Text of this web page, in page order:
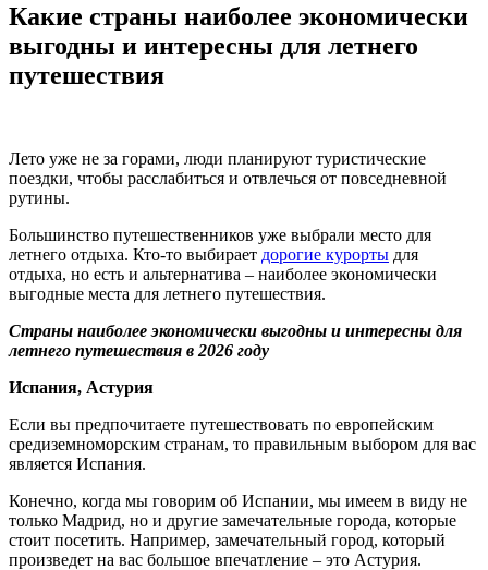
Какие страны наиболее экономически
выгодны и интересны для летнего
путешествия
Лето уже не за горами, люди планируют туристические
поездки, чтобы расслабиться и отвлечься от повседневной
рутины.
Большинство путешественников уже выбрали место для
летнего отдыха. Кто-то выбирает дорогие курорты для
отдыха, но есть и альтернатива – наиболее экономически
выгодные места для летнего путешествия.
Страны наиболее экономически выгодны и интересны для
летнего путешествия в 2026 году
Испания, Астурия
Если вы предпочитаете путешествовать по европейским
средиземноморским странам, то правильным выбором для вас
является Испания.
Конечно, когда мы говорим об Испании, мы имеем в виду не
только Мадрид, но и другие замечательные города, которые
стоит посетить. Например, замечательный город, который
произведет на вас большое впечатление – это Астурия.